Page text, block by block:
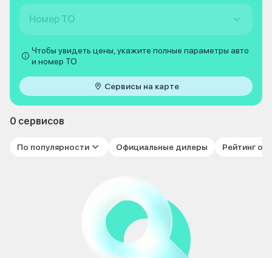
Номер ТО
Чтобы увидеть цены, укажите полные параметры авто
и номер ТО
Сервисы на карте
0 сервисов
По популярности Официальные дилеры Рейтинг